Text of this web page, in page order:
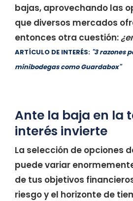
bajas, aprovechando las
que diversos mercados
entonces otra cuestión:
ARTÍCULO DE INTERÉS: "3 razones
minibodegas como Guardabox"
Ante la baja en la
interés invierte
La selección de opciones
puede variar
de tus objetivos
riesgo y el horizonte de